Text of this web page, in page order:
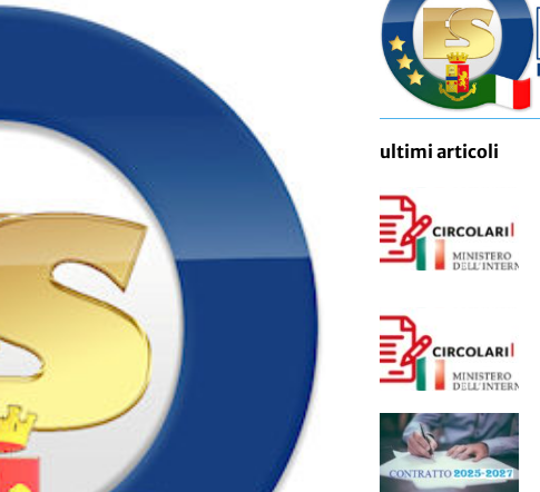
ultimi articoli